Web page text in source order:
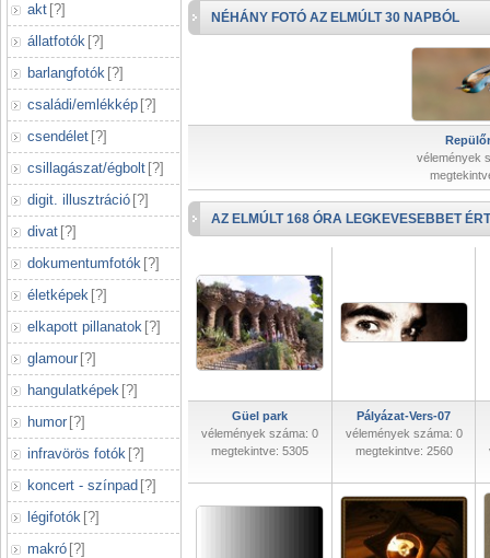
akt [?]
állatfotók [?]
barlangfotók [?]
családi/emlékkép [?]
csendélet [?]
csillagászat/égbolt [?]
digit. illusztráció [?]
divat [?]
dokumentumfotók [?]
életképek [?]
elkapott pillanatok [?]
glamour [?]
hangulatképek [?]
humor [?]
infravörös fotók [?]
koncert - színpad [?]
légifotók [?]
makró [?]
NÉHÁNY FOTÓ AZ ELMÚLT 30 NAPBÓL
vélemények
AZ ELMÚLT 168 ÓRA LEGKEVESEBBET
Güel park
vélemények száma: 0
megtekintve: 5305
Pályázat-Vers-07
vélemények száma: 0
megtekintve: 2560